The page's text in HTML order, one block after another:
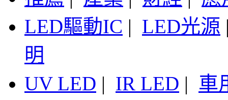
LED驅動IC | LED光源
明
UV LED | IR LED | 車